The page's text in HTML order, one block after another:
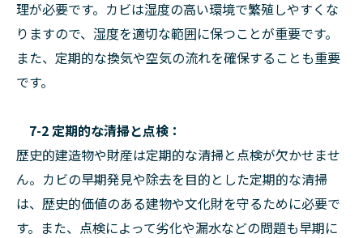
理が必要です。カビは湿度の高い環境で繁殖しやすくな
りますので、湿度を適切な範囲に保つことが重要です。
また、定期的な換気や空気の流れを確保することも重要
です。
7-2 定期的な清掃と点検：
歴史的建造物や財産は定期的な清掃と点検が欠かせませ
ん。カビの早期発見や除去を目的とした定期的な清掃
は、歴史的価値のある建物や文化財を守るために必要で
す。また、点検によって劣化や漏水などの問題も早期に